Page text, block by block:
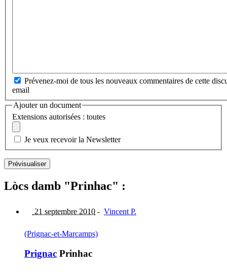
Prévenez-moi de tous les nouveaux commentaires de cette
email
Ajouter un document
Extensions autorisées : toutes
Je veux recevoir la Newsletter
Lòcs damb "Prinhac" :
21 septembre 2010 - Vincent P.
(Prignac-et-Marcamps)
Prignac Prinhac